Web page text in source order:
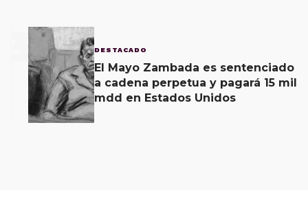
3 DESTACADO
El Mayo Zambada es sentenciado
a cadena perpetua y pagará 15 mil
mdd en Estados Unidos